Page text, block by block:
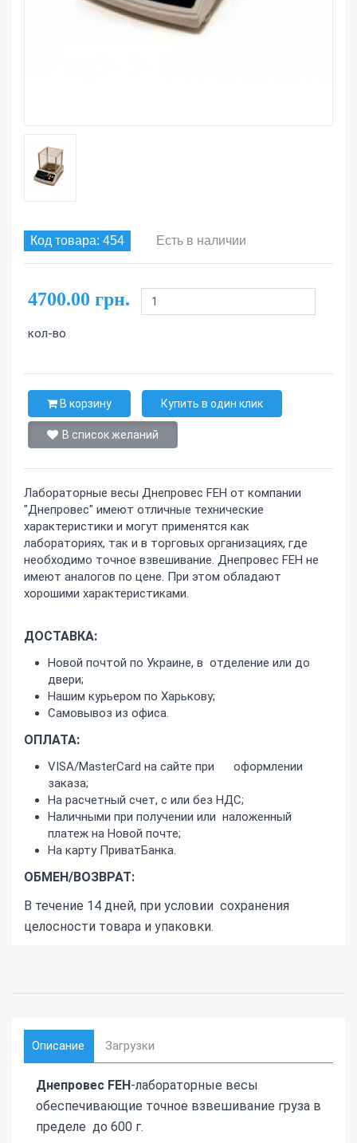
Код товара: 454 Есть в наличии
4700.00 грн.
кол-во
В корзину Купить в один клик
В список желаний
Лабораторные весы Днепровес FEH от компании
"Днепровес" имеют отличные технические
характеристики и могут применятся как
лабораториях, так и в торговых организациях, где
необходимо точное взвешивание. Днепровес FEH не
имеют аналогов по цене. При этом обладают
хорошими характеристиками.
ДОСТАВКА:
Новой почтой по Украине, в отделение или до
двери;
Нашим курьером по Харькову;
Самовывоз из офиса.
ОПЛАТА:
VISA/MasterCard на сайте при оформлении
заказа;
На расчетный счет, с или без НДС;
Наличными при получении или наложенный
платеж на Новой почте;
На карту ПриватБанка.
ОБМЕН/ВОЗВРАТ:
В течение 14 дней, при условии сохранения
целосности товара и упаковки.
Описание Загрузки
Днепровес FEH-лабораторные весы
обеспечивающие точное взвешивание груза в
пределе до 600 г.